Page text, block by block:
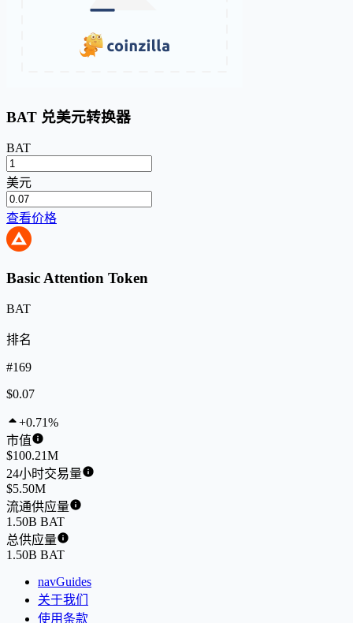
BAT 兑美元转换器
BAT
美元
查看价格
Basic Attention Token
BAT
排名
#169
$0.07
+0.71%
市值
$100.21M
24小时交易量
$5.50M
流通供应量
1.50B BAT
总供应量
1.50B BAT
navGuides
关于我们
使用条款